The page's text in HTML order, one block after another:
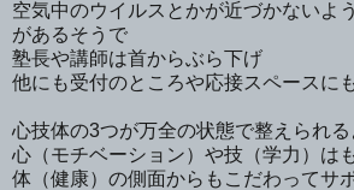
空気中のウイルスとかが近づかないよ
があるそうで
塾長や講師は首からぶら下げ
他にも受付のところや応接スペースに
心技体の3つが万全の状態で整えられる
心（モチベーション）や技（学力）は
体（健康）の側面からもこだわってサ